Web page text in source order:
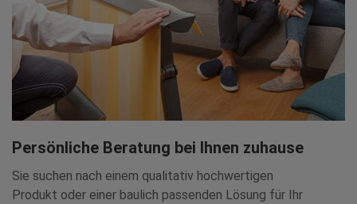
Persönliche Beratung bei Ihnen zuhause
Sie suchen nach einem qualitativ hochwertigen
Produkt oder einer baulich passenden Lösung für Ihr